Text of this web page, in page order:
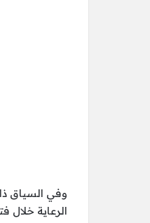
وفي السياق
الرعاية خلال